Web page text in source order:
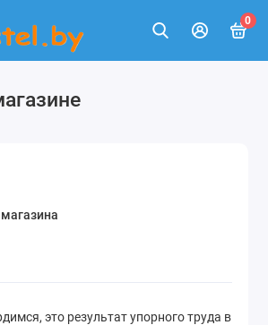
0
это результат упорного труда в